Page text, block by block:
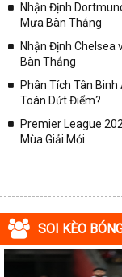
Nhận Định
Mưa Bàn Thắng
Nhận Định Chelsea
Bàn Thắng
Phân Tích Tân Binh
Toán Dứt Điểm?
Premier League
Mùa Giải Mới
SOI KÈO